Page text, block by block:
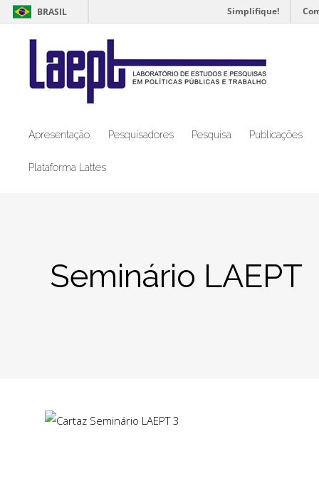
BRASIL Simplifique!
Apresentação Pesquisadores Pesquisa Publicações
Plataforma Lattes
Seminário LAEPT